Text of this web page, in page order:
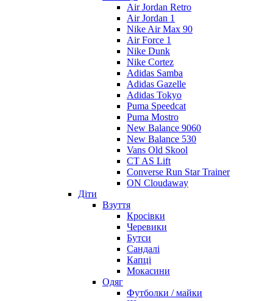
Air Jordan Retro
Air Jordan 1
Nike Air Max 90
Air Force 1
Nike Dunk
Nike Cortez
Adidas Samba
Adidas Gazelle
Adidas Tokyo
Puma Speedcat
Puma Mostro
New Balance 9060
New Balance 530
Vans Old Skool
CT AS Lift
Converse Run Star Trainer
ON Cloudaway
Діти
Взуття
Кросівки
Черевики
Бутси
Сандалі
Капці
Мокасини
Одяг
Футболки / майки